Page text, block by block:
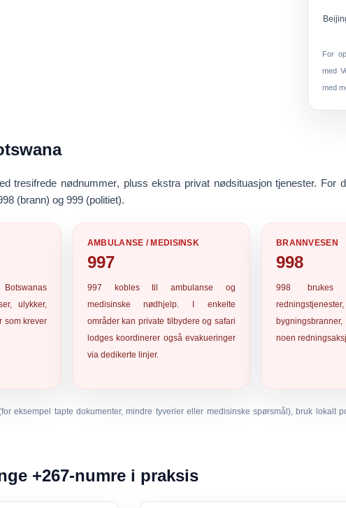
For
med
med
tresifrede nødnummer, pluss ekstra privat nødsituasjon tjenester. For
(brann) og 999 (politiet).
ulykker,
som krever
AMBULANSE / MEDISINSK
997
997 kobles til ambulanse og
medisinske nødhjelp. I enkelte
områder kan private tilbydere og safari
lodges koordinerer også evakueringer
via dedikerte linjer.
BRANNVESEN
998
998brukes
noen
eksempel tapte dokumenter, mindre tyverier eller medisinske spørsmål), bruk lokalt
+267-numre i praksis